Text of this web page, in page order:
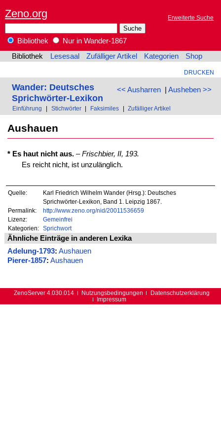
Zeno.org Erweiterte Suche
Bibliothek
Nur in Wander-1867
Bibliothek
Lesesaal Zufälliger Artikel Kategorien Shop
DRUCKEN
<< Ausharren| Ausheben >>
Wander: Deutsches
Sprichwörter-Lexikon
Einführung Stichwörter Faksimiles Zufälliger Artikel
Aushauen
* Es haut nicht aus.–Frischbier, II, 193.
Es reicht nicht, ist unzulänglich.
Quelle:
Karl Friedrich Wilhelm Wander (Hrsg.): Deutsches
Sprichwörter-Lexikon, Band 1. Leipzig 1867.
Permalink:
http://www.zeno.org/nid/20011536659
Lizenz:
Gemeinfrei
Kategorien:
Sprichwort
Ähnliche Einträge in anderen Lexika
Adelung-1793: Aushauen
Pierer-1857: Aushauen
ZenoServer 4.030.014 Nutzungsbedingungen
Datenschutzerklärung
Impressum